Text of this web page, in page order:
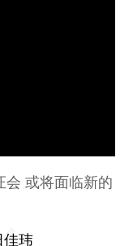
会 或将面临新的
佳玮